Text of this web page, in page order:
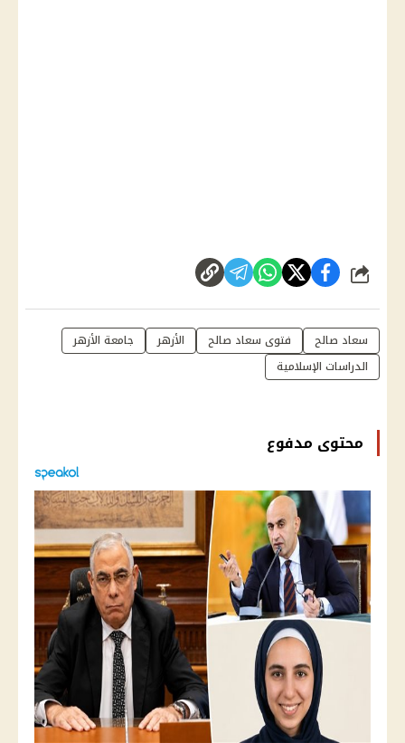
شارك
سعاد صالح فتوى سعاد صالح الأزهر
جامعة الأزهر
الدراسات الإسلامية
محتوى مدفوع